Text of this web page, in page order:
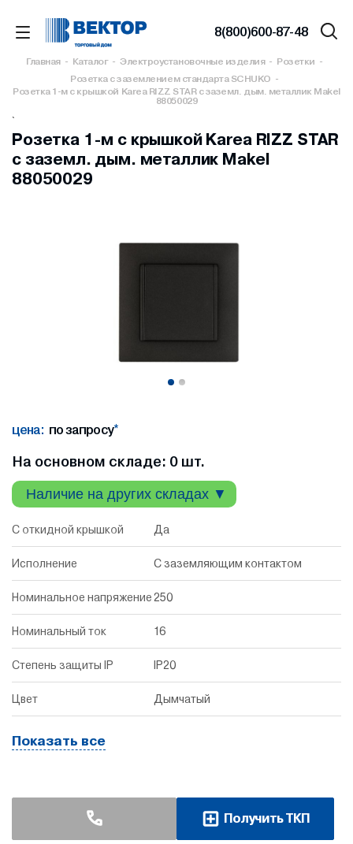
8(800)600-87-48
Главная - Каталог - Электроустановочные изделия - Розетки -
Розетка с заземлением стандарта SCHUKO -
Розетка 1-м с крышкой Karea RIZZ STAR с заземл. дым. металлик Makel
88050029
`
Розетка 1-м с крышкой Karea RIZZ STAR
с заземл. дым. металлик Makel
88050029
цена: по запросу*
На основном складе: 0 шт.
Наличие на других складах ▼
С откидной крышкой Да
Исполнение С заземляющим контактом
Номинальное напряжение250
Номинальный ток 16
Степень защиты IP IP20
Цвет Дымчатый
Показать все
Получить ТКП